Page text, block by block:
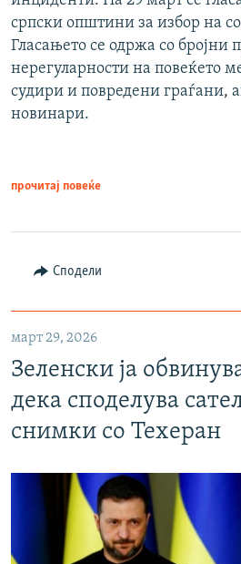
српски општини за избор на
Гласањето се одржа со бројни
нерегуларности на повеќето
судири и повредени граѓани,
новинари.
прочитај повеќе
Сподели
март 29, 2026
Зеленски ја
дека споделува
снимки со Техеран